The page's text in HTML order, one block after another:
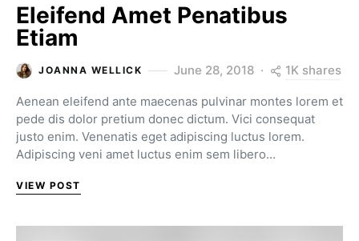
Eleifend Amet Penatibus
Etiam
JOANNA WELLICK June 28, 2018 1K shares
Aenean eleifend ante maecenas pulvinar montes lorem et
pede dis dolor pretium donec dictum. Vici consequat
justo enim. Venenatis eget adipiscing luctus lorem.
Adipiscing veni amet luctus enim sem libero…
VIEW POST